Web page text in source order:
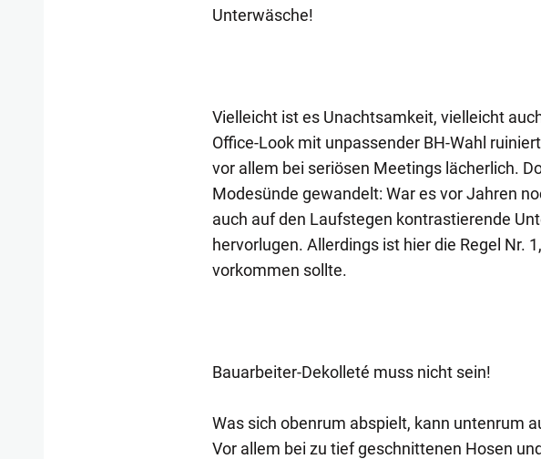
Unterwäsche!
Vielleicht ist es Unachtsamkeit, vielleicht
Office-Look mit unpassender BH-Wahl
vor allem bei seriösen Meetings lächerlich.
Modesünde gewandelt: War es vor Jahren
auch auf den Laufstegen kontrastierende
hervorlugen. Allerdings ist hier die Regel Nr.
vorkommen sollte.
Bauarbeiter-Dekolleté muss nicht sein!
Was sich obenrum abspielt, kann untenrum
Vor allem bei zu tief geschnittenen Hosen